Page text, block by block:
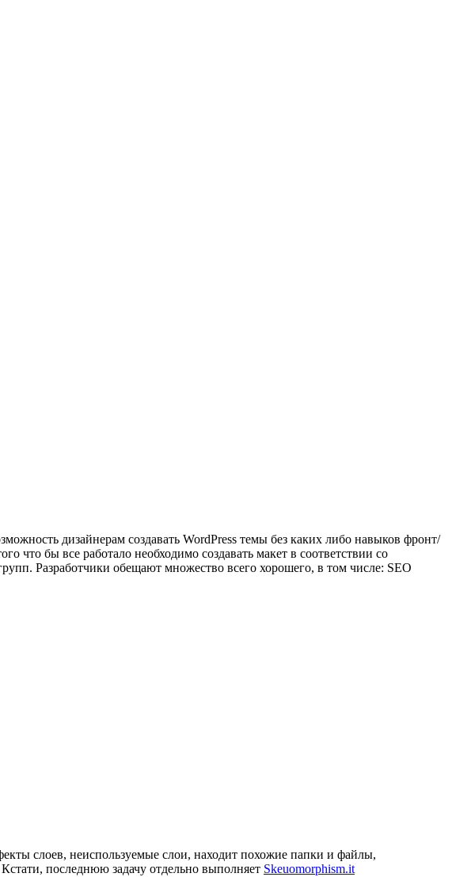
дизайнерам создавать WordPress темы без каких либо навыков фронт/
бы все работало необходимо создавать макет в соответствии со
Разработчики обещают множество всего хорошего, в том числе: SEO
слоев, неиспользуемые слои, находит похожие папки и файлы,
последнюю задачу отдельно выполняет Skeuomorphism.it